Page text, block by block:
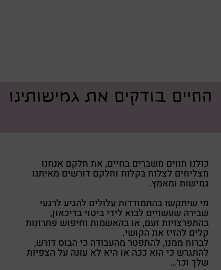
החיים בודקים את גמישותינו
כולנו חווים משברים בחיים, את חלקם אנחנו
מצליחים לצלוח בקלות וחלקם דורשים מאיתנו
גמישות ומאמץ.
מי שיתקשו בהתמודדות עלולים להגיע לרגעי
שבירה שעשויים לבוא לידי ביטוי בדיכאון,
בהתפרצויות זעם, או בהאשמות וחיפוש פתרונות
קלים להזיז את הקושי.
לברוח ממנו, להתפטר מהעבודה כי הבוס דורש,
להתגרש כי הוא ככה או היא לא עונה על הצפיות
שלך וכו׳…